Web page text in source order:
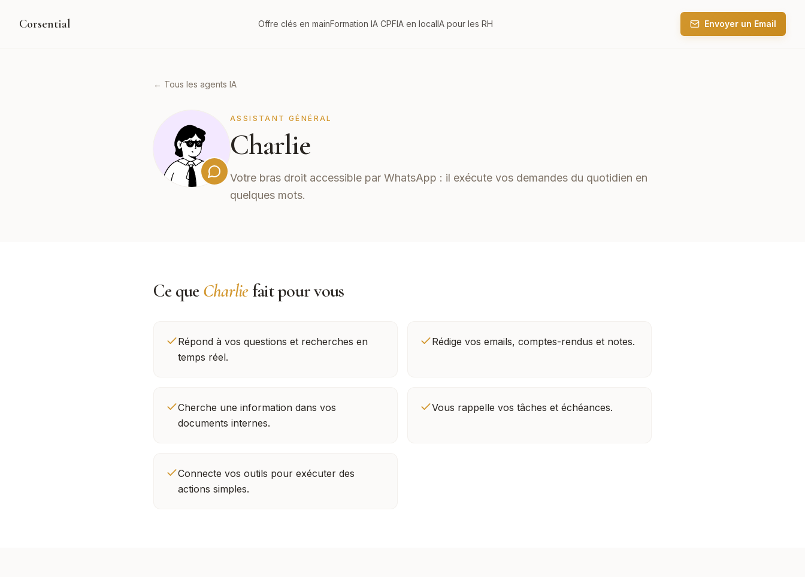
Corsential Offre clés en mainFormation IA CPFIA en localIA pour les RH Envoyer un Email
← Tous les agents IA
ASSISTANT GÉNÉRAL
Charlie
Votre bras droit accessible par WhatsApp : il exécute vos demandes du quotidien en
quelques mots.
Ce queCharliefait pour vous
Répond à vos questions et recherches en
temps réel.
Rédige vos emails, comptes-rendus et notes.
Cherche une information dans vos
documents internes.
Vous rappelle vos tâches et échéances.
Connecte vos outils pour exécuter des
actions simples.